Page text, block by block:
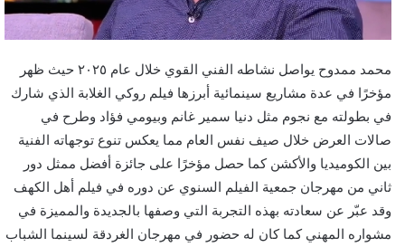
محمد ممدوح يواصل نشاطه الفني القوي خلال عام ٢٠٢٥ حيث ظهر
مؤخرًا في عدة مشاريع سينمائية أبرزها فيلم روكي الغلابة الذي شارك
في بطولته مع نجوم مثل دنيا سمير غانم وبيومي فؤاد وطرح في
صالات العرض خلال صيف نفس العام مما يعكس تنوع توجهاته الفنية
بين الكوميديا والأكشن كما حصل مؤخرًا على جائزة أفضل ممثل دور
ثاني من مهرجان جمعية الفيلم السنوي عن دوره في فيلم أهل الكهف
وقد عبّر عن سعادته بهذه التجربة التي وصفها بالجديدة والمميزة في
مشواره المهني كما كان له حضور في مهرجان الغردقة لسينما الشباب